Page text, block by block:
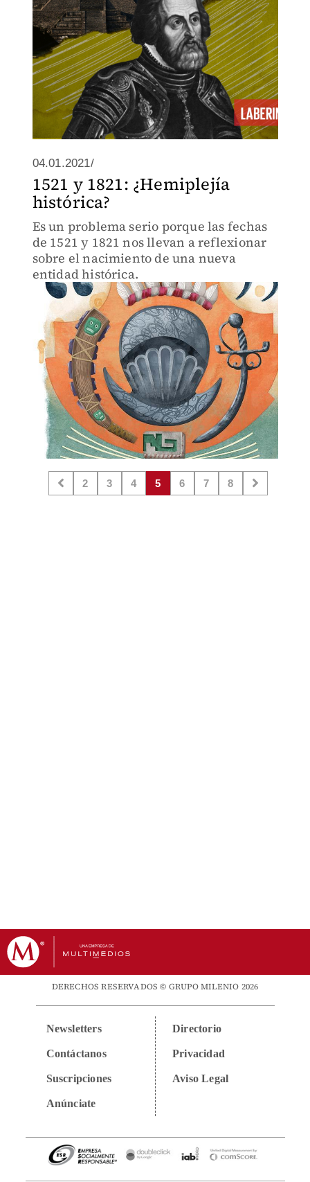
04.01.2021/
1521 y 1821: ¿Hemiplejía
histórica?
Es un problema serio porque las fechas
de 1521 y 1821 nos llevan a reflexionar
sobre el nacimiento de una nueva
entidad histórica.
2 3 4 5 6 7 8
DERECHOS RESERVADOS © GRUPO MILENIO 2026
Newsletters
Contáctanos
Suscripciones
Anúnciate
Directorio
Privacidad
Aviso Legal